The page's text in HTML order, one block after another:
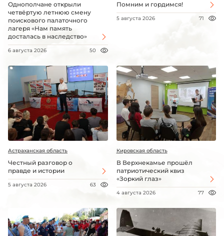
Однополчане открыли
четвёртую летнюю смену
поискового палаточного
лагеря «Нам память
досталась в наследство»
6 августа 2026 50
Помним и гордимся!
5 августа 2026 71
Астраханская область
Честный разговор о
правде и истории
5 августа 2026 63
Кировская область
В Верхнекамье прошёл
патриотический квиз
«Зоркий глаз»
4 августа 2026 77